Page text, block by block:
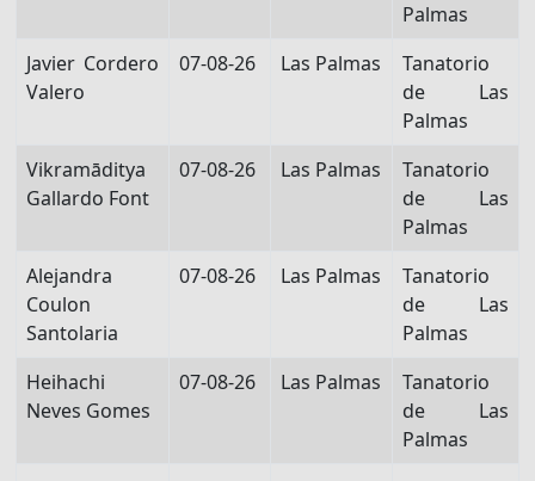
Palmas
Javier Cordero
Valero
07-08-26 Las Palmas
Tanatorio
de Las
Palmas
Vikramāditya
Gallardo Font
07-08-26 Las Palmas
Tanatorio
de Las
Palmas
Alejandra
Coulon
Santolaria
07-08-26 Las Palmas
Tanatorio
de Las
Palmas
Heihachi
Neves Gomes
07-08-26 Las Palmas
Tanatorio
de Las
Palmas